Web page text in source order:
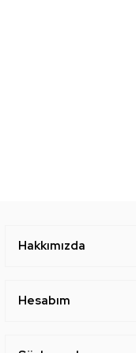
Hakkımızda
Hesabım